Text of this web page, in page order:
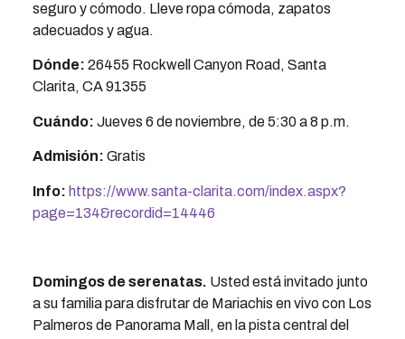
seguro y cómodo. Lleve ropa cómoda, zapatos
adecuados y agua.
Dónde: 26455 Rockwell Canyon Road, Santa
Clarita, CA 91355
Cuándo: Jueves 6 de noviembre, de 5:30 a 8 p.m.
Admisión: Gratis
Info: https://www.santa-clarita.com/index.aspx?
page=134&recordid=14446
Domingos de serenatas. Usted está invitado junto
a su familia para disfrutar de Mariachis en vivo con Los
Palmeros de Panorama Mall, en la pista central del